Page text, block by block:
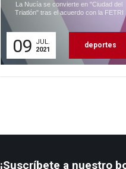
La Nucía se convierte en "Ciudad del
Triatlón" tras el acuerdo con la FETRI
09
JUL.
2021
deportes
¡Suscríbete a nuestro